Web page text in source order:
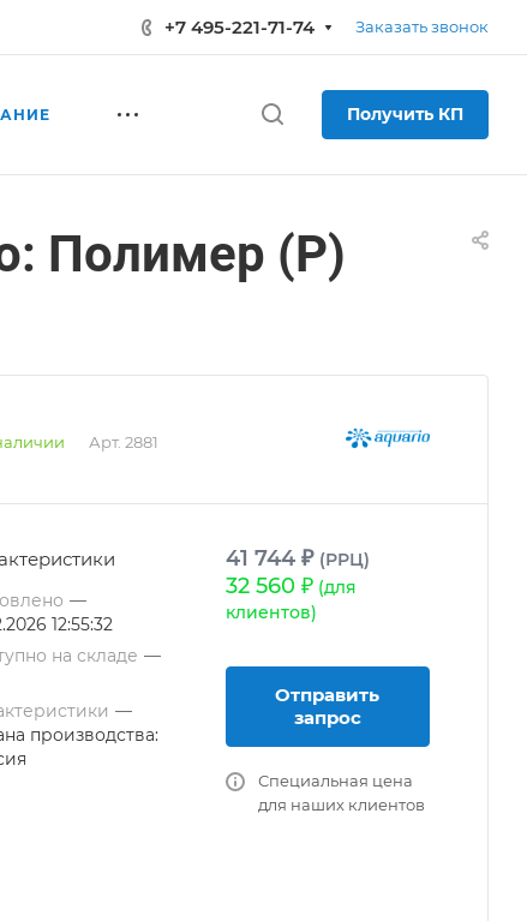
+7 495-221-71-74 Заказать звонок
Получить КП
Полимер (Р)
Арт. 2881
—
12:55:32
на складе —
—
производства:
41 744 ₽ (РРЦ)
32 560 ₽(для
клиентов)
Отправить
запрос
Специальная цена
для наших клиентов